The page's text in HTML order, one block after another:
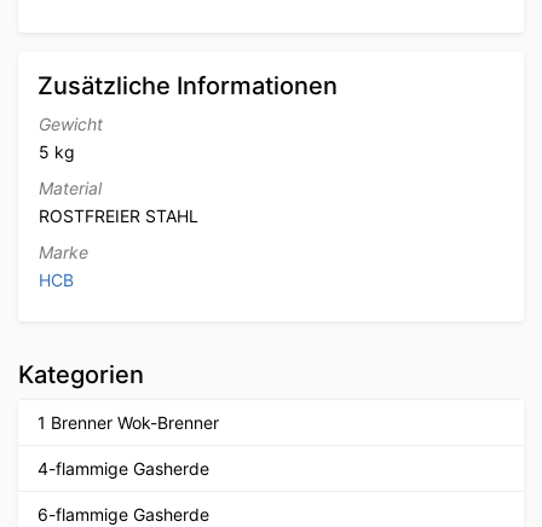
Zusätzliche Informationen
Gewicht
5 kg
Material
ROSTFREIER STAHL
Marke
HCB
Kategorien
1 Brenner Wok-Brenner
4-flammige Gasherde
6-flammige Gasherde